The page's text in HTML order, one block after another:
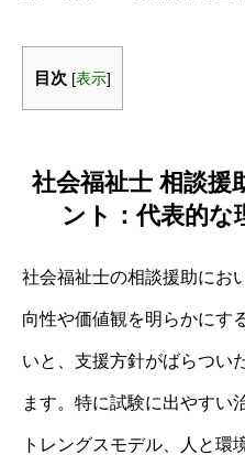
目次 [表示]
社会福祉士 相談援
ント：代表的な
社会福祉士の相談援助にお
向性や価値観を明らかにす
いと、支援方針がばらつい
ます。特に試験に出やすい
トレングスモデル、人と環